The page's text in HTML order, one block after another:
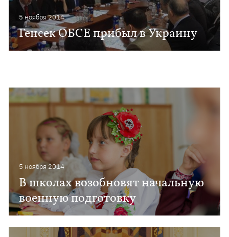
5 ноября 2014
Генсек ОБСЕ прибыл в Украину
5 ноября 2014
В школах возобновят начальную
военную подготовку